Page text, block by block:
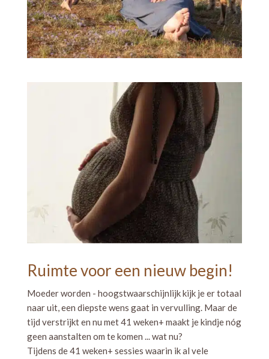
Ruimte voor een nieuw begin!
Moeder worden - hoogstwaarschijnlijk kijk je er totaal
naar uit, een diepste wens gaat in vervulling. Maar de
tijd verstrijkt en nu met 41 weken+ maakt je kindje nóg
geen aanstalten om te komen ... wat nu?
Tijdens de 41 weken+ sessies waarin ik al vele